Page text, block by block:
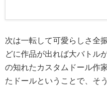
次は一転して可愛らしさ全
どに作品が出れば大バトル
の知れたカスタムドール作
たドールということで、そ